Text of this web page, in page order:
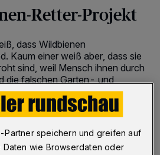
Retter-Projekt
dass Wildbienen
Kaum einer weiß aber, dass sie
sind, weil Mensch ihnen durch
die falschen Garten- und
Futter liefern.
2 Minuten Lesezeit
-Partner speichern und greifen auf
wie Browserdaten oder